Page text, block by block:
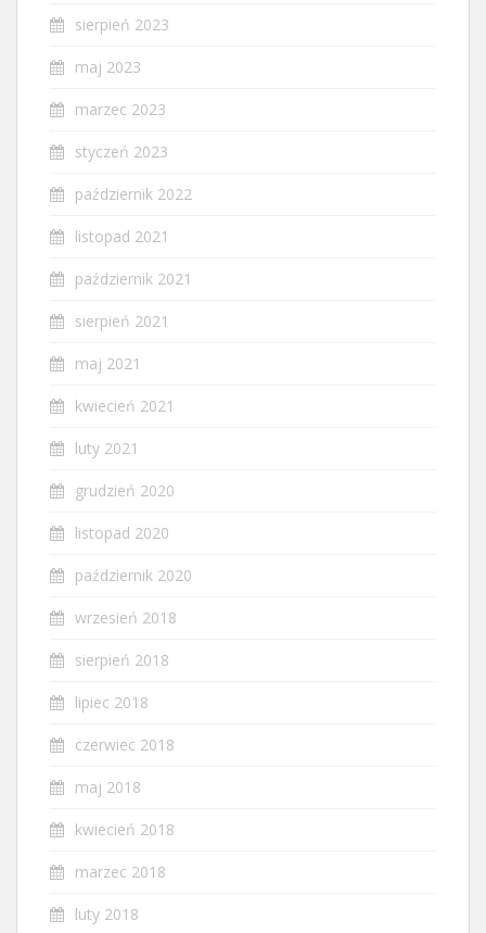
sierpień 2023
maj 2023
marzec 2023
styczeń 2023
październik 2022
listopad 2021
październik 2021
sierpień 2021
maj 2021
kwiecień 2021
luty 2021
grudzień 2020
listopad 2020
październik 2020
wrzesień 2018
sierpień 2018
lipiec 2018
czerwiec 2018
maj 2018
kwiecień 2018
marzec 2018
luty 2018